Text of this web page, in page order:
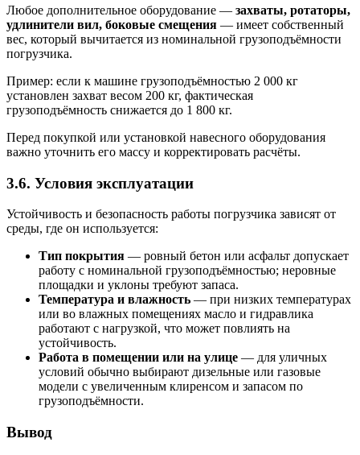
Любое дополнительное оборудование — захваты, ротаторы,
удлинители вил, боковые смещения — имеет собственный
вес, который вычитается из номинальной грузоподъёмности
погрузчика.
Пример: если к машине грузоподъёмностью 2 000 кг
установлен захват весом 200 кг, фактическая
грузоподъёмность снижается до 1 800 кг.
Перед покупкой или установкой навесного оборудования
важно уточнить его массу и корректировать расчёты.
3.6. Условия эксплуатации
Устойчивость и безопасность работы погрузчика зависят от
среды, где он используется:
Тип покрытия — ровный бетон или асфальт допускает
работу с номинальной грузоподъёмностью; неровные
площадки и уклоны требуют запаса.
Температура и влажность — при низких температурах
или во влажных помещениях масло и гидравлика
работают с нагрузкой, что может повлиять на
устойчивость.
Работа в помещении или на улице — для уличных
условий обычно выбирают дизельные или газовые
модели с увеличенным клиренсом и запасом по
грузоподъёмности.
Вывод